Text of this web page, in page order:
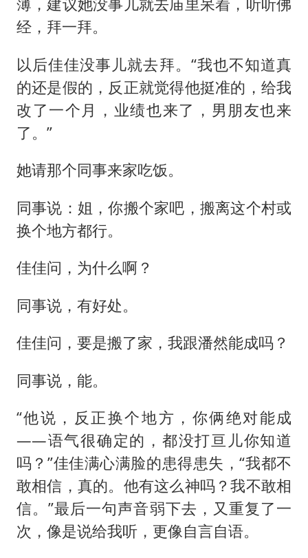
薄，建议她没事儿就去庙里呆着，听听佛
经，拜一拜。
以后佳佳没事儿就去拜。“我也不知道真
的还是假的，反正就觉得他挺准的，给我
改了一个月，业绩也来了，男朋友也来
了。”
她请那个同事来家吃饭。
同事说：姐，你搬个家吧，搬离这个村或
换个地方都行。
佳佳问，为什么啊？
同事说，有好处。
佳佳问，要是搬了家，我跟潘然能成吗？
同事说，能。
“他说，反正换个地方，你俩绝对能成
——语气很确定的，都没打亘儿你知道
吗？”佳佳满心满脸的患得患失，“我都不
敢相信，真的。他有这么神吗？我不敢相
信。”最后一句声音弱下去，又重复了一
次，像是说给我听，更像自言自语。